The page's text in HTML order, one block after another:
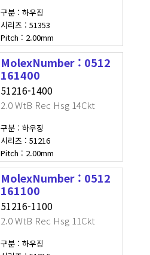
구분 : 하우징
시리즈 : 51353
Pitch : 2.00mm
MolexNumber : 0512
161400
51216-1400
2.0 WtB Rec Hsg 14Ckt
구분 : 하우징
시리즈 : 51216
Pitch : 2.00mm
MolexNumber : 0512
161100
51216-1100
2.0 WtB Rec Hsg 11Ckt
구분 : 하우징